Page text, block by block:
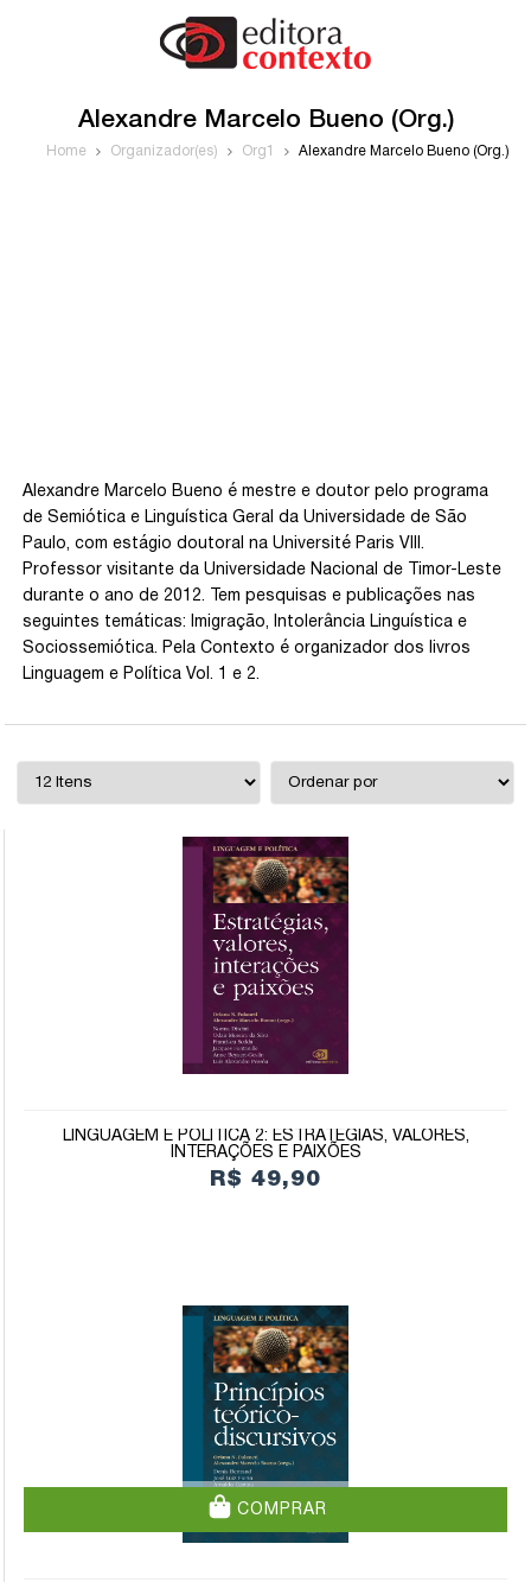
Alexandre Marcelo Bueno (Org.)
Home Organizador(es) Org1 Alexandre Marcelo Bueno (Org.)
Alexandre Marcelo Bueno é mestre e doutor pelo programa
de Semiótica e Linguística Geral da Universidade de São
Paulo, com estágio doutoral na Université Paris VIII.
Professor visitante da Universidade Nacional de Timor-Leste
durante o ano de 2012. Tem pesquisas e publicações nas
seguintes temáticas: Imigração, Intolerância Linguística e
Sociossemiótica. Pela Contexto é organizador dos livros
Linguagem e Política Vol. 1 e 2.
LINGUAGEM E POLÍTICA 2: ESTRATÉGIAS, VALORES,
INTERAÇÕES E PAIXÕES
R$ 49,90
COMPRAR